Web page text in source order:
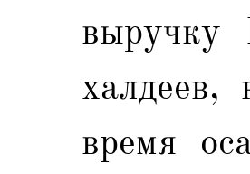
выручку
халдеев,
время